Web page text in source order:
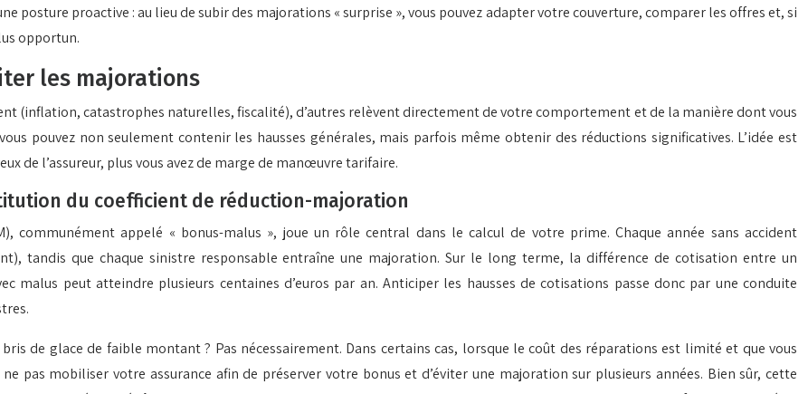
posture proactive : au lieu de subir des majorations « surprise », vous pouvez adapter votre couverture, comparer les offres et, si
opportun.
les majorations
(inflation, catastrophes naturelles, fiscalité), d’autres relèvent directement de votre comportement et de la manière dont vous
pouvez non seulement contenir les hausses générales, mais parfois même obtenir des réductions significatives. L’idée est
de l’assureur, plus vous avez de marge de manœuvre tarifaire.
du coefficient de réduction-majoration
communément appelé « bonus-malus », joue un rôle central dans le calcul de votre prime. Chaque année sans accident
tandis que chaque sinistre responsable entraîne une majoration. Sur le long terme, la différence de cotisation entre un
malus peut atteindre plusieurs centaines d’euros par an. Anticiper les hausses de cotisations passe donc par une conduite
de glace de faible montant ? Pas nécessairement. Dans certains cas, lorsque le coût des réparations est limité et que vous
pas mobiliser votre assurance afin de préserver votre bonus et d’éviter une majoration sur plusieurs années. Bien sûr, cette